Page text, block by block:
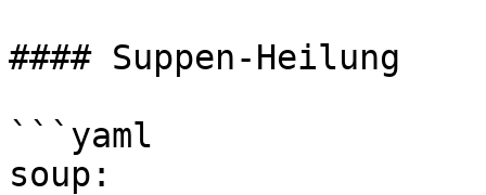
#### Suppen-Heilung
```yaml
soup: